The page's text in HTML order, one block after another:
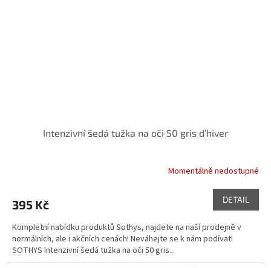
Intenzivní šedá tužka na oči 50 gris d’hiver
Momentálně nedostupné
395 Kč DETAIL
Kompletní nabídku produktů Sothys, najdete na naší prodejně v
normálních, ale i akčních cenách! Neváhejte se k nám podívat!
SOTHYS Intenzivní šedá tužka na oči 50 gris...